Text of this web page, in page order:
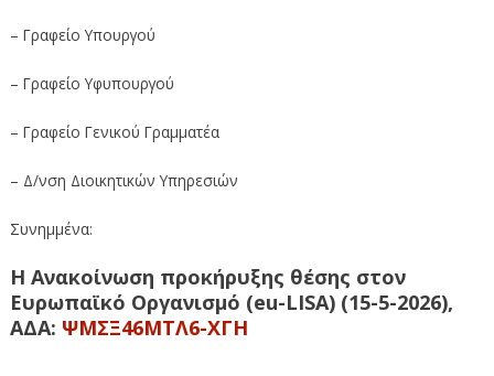
– Γραφείο Υπουργού
– Γραφείο Υφυπουργού
– Γραφείο Γενικού Γραμματέα
– Δ/νση Διοικητικών Υπηρεσιών
Συνημμένα:
Η Ανακοίνωση προκήρυξης θέσης στον
Ευρωπαϊκό Οργανισμό (eu-LISA) (15-5-2026),
ΑΔΑ: ΨΜΣΞ46ΜΤΛ6-ΧΓΗ